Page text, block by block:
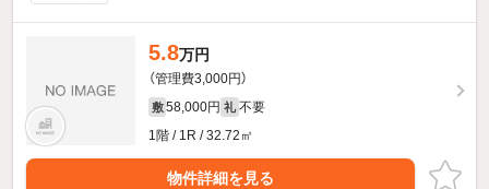
5.8万円
（管理費3,000円）
敷 58,000円 礼 不要
1階 / 1R / 32.72㎡
物件詳細を見る